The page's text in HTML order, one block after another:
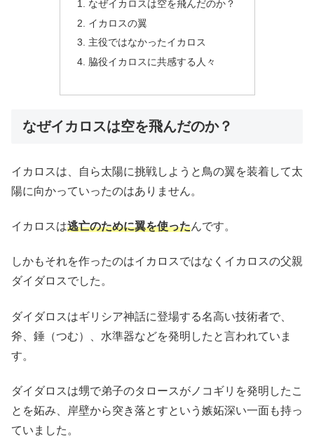
なぜイカロスは空を飛んだのか？
イカロスの翼
主役ではなかったイカロス
脇役イカロスに共感する人々
なぜイカロスは空を飛んだのか？
イカロスは、自ら太陽に挑戦しようと鳥の翼を装着して太
陽に向かっていったのはありません。
イカロスは逃亡のために翼を使ったんです。
しかもそれを作ったのはイカロスではなくイカロスの父親
ダイダロスでした。
ダイダロスはギリシア神話に登場する名高い技術者で、
斧、錘（つむ）、水準器などを発明したと言われていま
す。
ダイダロスは甥で弟子のタロースがノコギリを発明したこ
とを妬み、岸壁から突き落とすという嫉妬深い一面も持っ
ていました。